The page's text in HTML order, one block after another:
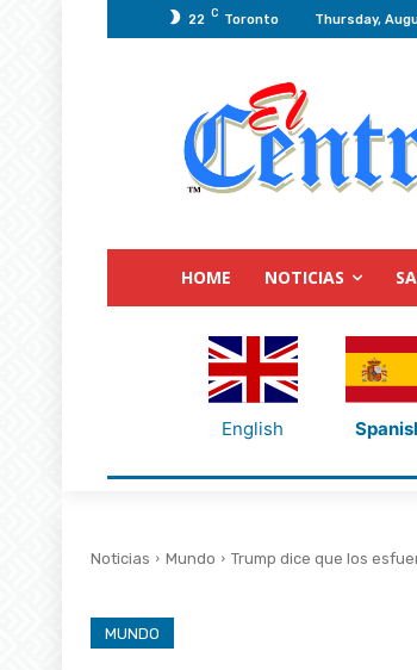
22 C Toronto Thursday,
HOME NOTICIAS
English
Noticias Mundo Trump dice que los
MUNDO